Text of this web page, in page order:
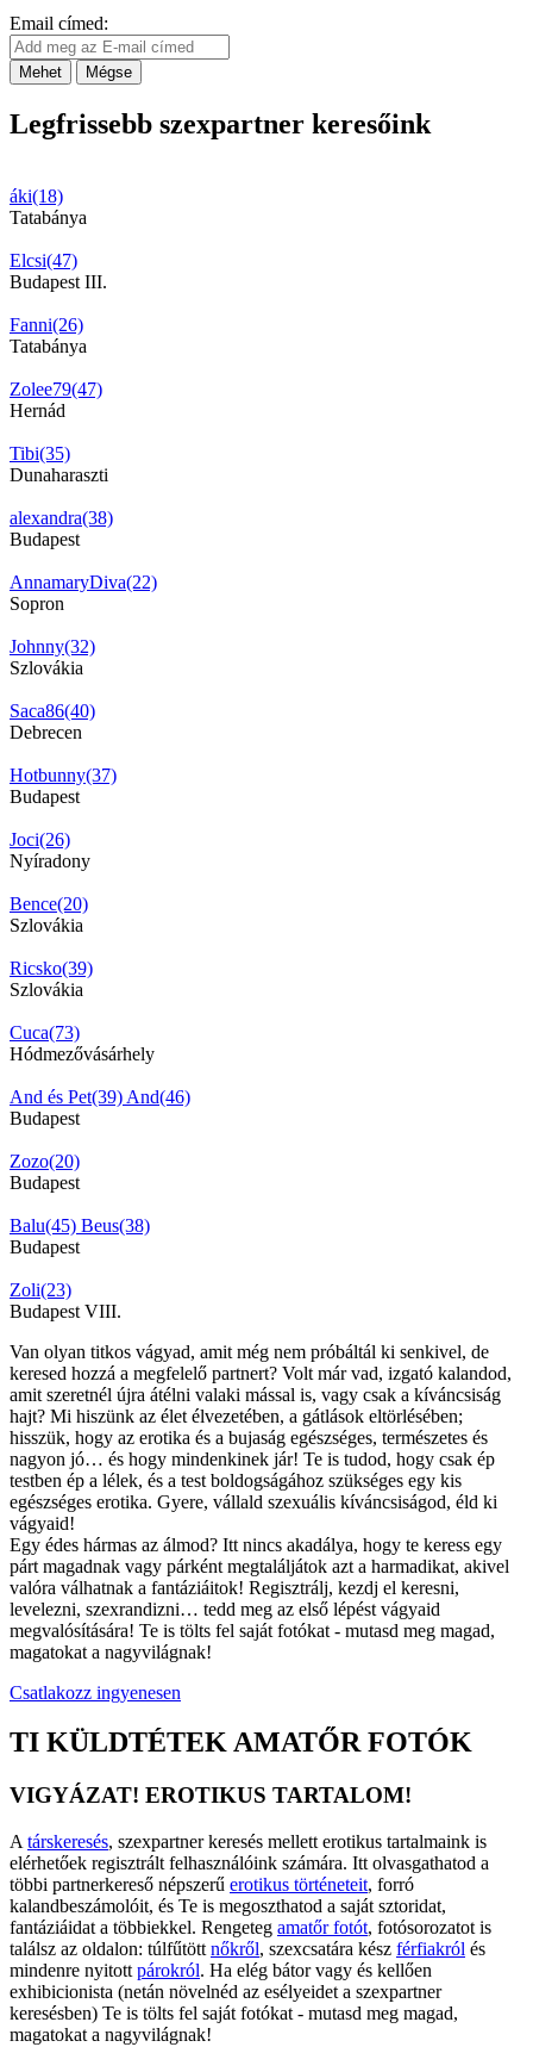
Email címed:
Mehet Mégse
Legfrissebb szexpartner keresőink
áki(18)
Tatabánya
Elcsi(47)
Budapest III.
Fanni(26)
Tatabánya
Zolee79(47)
Hernád
Tibi(35)
Dunaharaszti
alexandra(38)
Budapest
AnnamaryDiva(22)
Sopron
Johnny(32)
Szlovákia
Saca86(40)
Debrecen
Hotbunny(37)
Budapest
Joci(26)
Nyíradony
Bence(20)
Szlovákia
Ricsko(39)
Szlovákia
Cuca(73)
Hódmezővásárhely
And és Pet(39) And(46)
Budapest
Zozo(20)
Budapest
Balu(45) Beus(38)
Budapest
Zoli(23)
Budapest VIII.
Van olyan titkos vágyad, amit még nem próbáltál ki senkivel, de
keresed hozzá a megfelelő partnert? Volt már vad, izgató kalandod,
amit szeretnél újra átélni valaki mással is, vagy csak a kíváncsiság
hajt? Mi hiszünk az élet élvezetében, a gátlások eltörlésében;
hisszük, hogy az erotika és a bujaság egészséges, természetes és
nagyon jó… és hogy mindenkinek jár! Te is tudod, hogy csak ép
testben ép a lélek, és a test boldogságához szükséges egy kis
egészséges erotika. Gyere, vállald szexuális kíváncsiságod, éld ki
vágyaid!
Egy édes hármas az álmod? Itt nincs akadálya, hogy te keress egy
párt magadnak vagy párként megtaláljátok azt a harmadikat, akivel
valóra válhatnak a fantáziáitok! Regisztrálj, kezdj el keresni,
levelezni, szexrandizni… tedd meg az első lépést vágyaid
megvalósítására! Te is tölts fel saját fotókat - mutasd meg magad,
magatokat a nagyvilágnak!
Csatlakozz ingyenesen
TI KÜLDTÉTEK AMATŐR FOTÓK
VIGYÁZAT! EROTIKUS TARTALOM!
A társkeresés, szexpartner keresés mellett erotikus tartalmaink is
elérhetőek regisztrált felhasználóink számára. Itt olvasgathatod a
többi partnerkereső népszerű erotikus történeteit, forró
kalandbeszámolóit, és Te is megoszthatod a saját sztoridat,
fantáziáidat a többiekkel. Rengeteg amatőr fotót, fotósorozatot is
találsz az oldalon: túlfűtött nőkről, szexcsatára kész férfiakról és
mindenre nyitott párokról. Ha elég bátor vagy és kellően
exhibicionista (netán növelnéd az esélyeidet a szexpartner
keresésben) Te is tölts fel saját fotókat - mutasd meg magad,
magatokat a nagyvilágnak!